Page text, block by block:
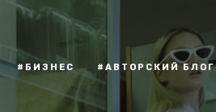
#БИЗНЕС #АВТОРСКИЙ БЛОГ